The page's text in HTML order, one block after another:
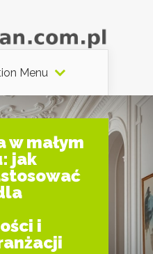
Menu
małym
jak
i